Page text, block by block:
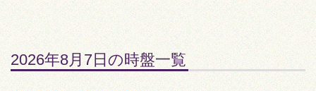
2026年8月7日の時盤一覧